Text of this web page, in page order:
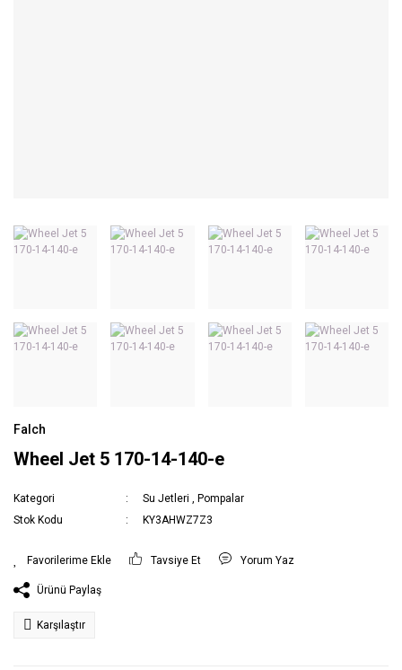
Falch
Wheel Jet 5 170-14-140-e
Kategori Su Jetleri ,Pompalar
Stok Kodu
KY3AHWZ7Z3
Tavsiye Et Yorum Yaz
Ürünü Paylaş
Karşılaştır